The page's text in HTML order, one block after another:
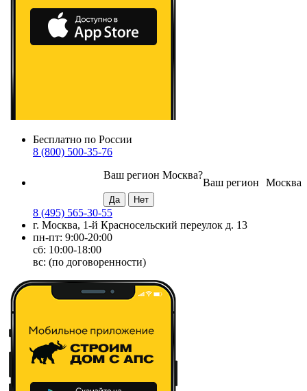
Бесплатно по России
8 (800) 500-35-76
Москва
Ваш регион
Ваш регион Москва?
8 (495) 565-30-55
г. Москва, 1-й Красносельский переулок д. 13
пн-пт: 9:00-20:00
сб: 10:00-18:00
вс: (по договоренности)